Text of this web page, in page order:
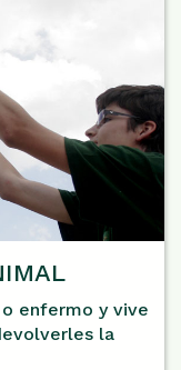
enfermo y vive
la